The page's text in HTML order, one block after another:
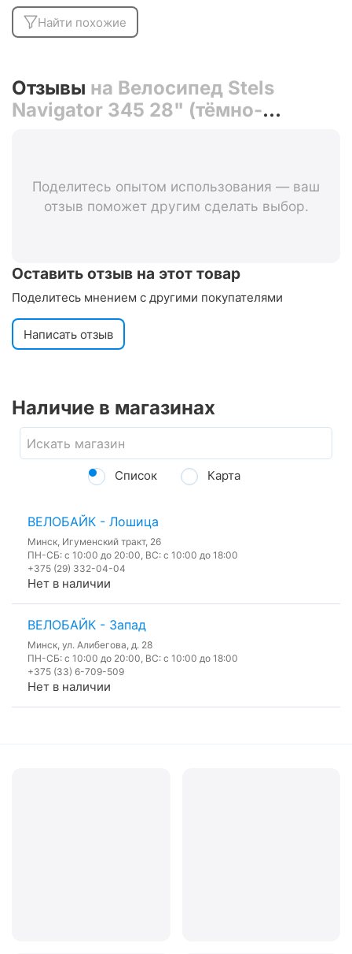
Найти похожие
Отзывы на Велосипед Stels
Navigator 345 28" (тёмно-
Поделитесь опытом использования — ваш
отзыв поможет другим сделать выбор.
Оставить отзыв на этот товар
Поделитесь мнением с другими покупателями
Написать отзыв
Наличие в магазинах
Список Карта
ВЕЛОБАЙК - Лошица
Минск, Игуменский тракт, 26
ПН-СБ: с 10:00 до 20:00, ВС: с 10:00 до 18:00
+375 (29) 332-04-04
Нет в наличии
ВЕЛОБАЙК - Запад
Минск, ул. Алибегова, д. 28
ПН-СБ: с 10:00 до 20:00, ВС: с 10:00 до 18:00
+375 (33) 6-709-509
Нет в наличии